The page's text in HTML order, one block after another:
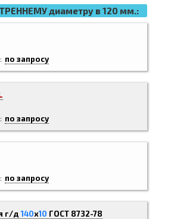
диаметру в 120 мм.:
по запросу
по запросу
по запросу
г/д140х10 ГОСТ 8732-78